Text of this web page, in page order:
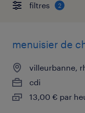
filtres 2
menuisier de
villeurbanne,
cdi
13,00 € par